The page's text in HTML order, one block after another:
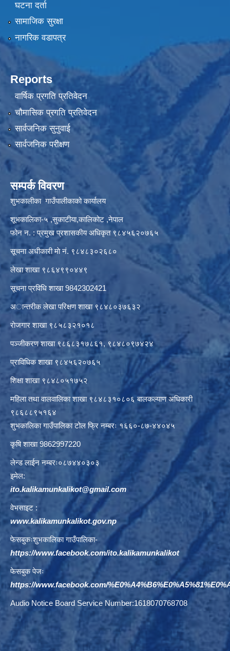
घटना दर्ता
सामाजिक सुरक्षा
नागरिक वडापत्र
Reports
वार्षिक प्रगति प्रतिवेदन
चौमासिक प्रगति प्रतिवेदन
सार्वजनिक सुनुवाई
सार्वजनिक परीक्षण
सम्पर्क विवरण
शुभकालीका गाउँपालीकाको कार्यालय
शूभकालिका-५ ,सुकाटीया,कालिकोट ,नेपाल
फोन न. : प्रमुख प्रशासकीय अधिकृत ९८४५६२०७६५
सूचना अधीकारी माे नं. ९८४८३०२६८०
लेखा शाखा ९८६४९९०४४९
सूचना प्रविधि शाखा 9842302421
अान्तरीक लेखा परिक्षण शाखा ९८४८०३७६३२
राेजगार शाखा ९८५८३२१०१८
पञ्जीकरण शाखा ९८६८३१७८६१, ९८४८०९७४२४
प्राविधिक शाखा ९८४५६२०७६५
शिक्षा शाखा ९८४८०५१७५२
महिला तथा वालवालिका शाखा ९८४८३१०८०६ बालकल्याण अधिकारी
९८६८८९५१६४
शुभकालिका गाउँपालिका टोल फ्रि नम्बरः १६६०-८७-४४०४५
कृषि शाखा 9862997220
लेन्ड लाईन नम्बरः०८७४४०३०३
इमेल:
ito.kalikamunkalikot@gmail.com
वेभसाइट :
www.kalikamunkalikot.gov.np
फेसबुकःशुभकालिका गाउँपालिका-
https://www.facebook.com/ito.kalikamunkalikot
फेसबुक पेजः
https://www.facebook.com/
Audio Notice Board Service Number:1618070768708